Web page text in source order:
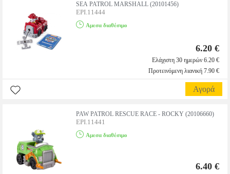
SEA PATROL MARSHALL (20101456)
EPI.11444
Αμεσα διαθέσιμο
6.20 €
Ελάχιστη 30 ημερών 6.20 €
Προτεινόμενη λιανική 7.90 €
Αγορά
PAW PATROL RESCUE RACE - ROCKY (20106660)
EPI.11441
Αμεσα διαθέσιμο
6.40 €